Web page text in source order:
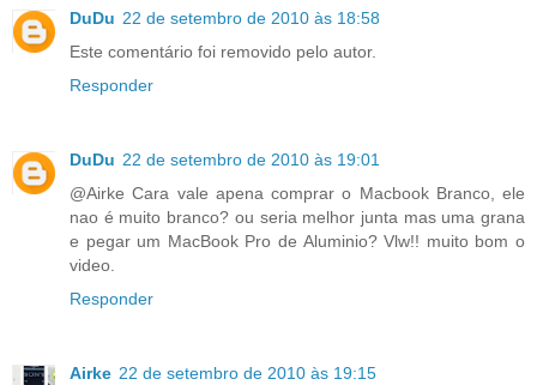
DuDu 22 de setembro de 2010 às 18:58
Este comentário foi removido pelo autor.
Responder
DuDu 22 de setembro de 2010 às 19:01
@Airke Cara vale apena comprar o Macbook Branco, ele
nao é muito branco? ou seria melhor junta mas uma grana
e pegar um MacBook Pro de Aluminio? Vlw!! muito bom o
video.
Responder
Airke 22 de setembro de 2010 às 19:15